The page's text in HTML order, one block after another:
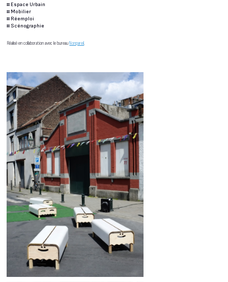
# Espace Urbain
# Mobilier
# Réemploi
# Scénographie
Réalisé en collaboration avec le bureauNonpareil.